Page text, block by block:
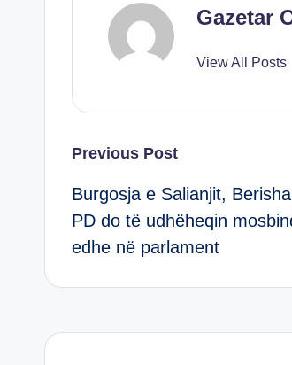
A
p
n
g
Gazetar
View All Posts
Post
navigation
Previous Post
Burgosja e Salianjit,
PD do të udhëheqin
edhe në parlament